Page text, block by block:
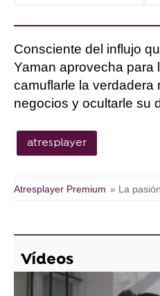
Consciente del influjo
Yaman aprovecha para
camuflarle la verdadera
negocios y ocultarle su
atresplayer
Atresplayer Premium » La
Vídeos